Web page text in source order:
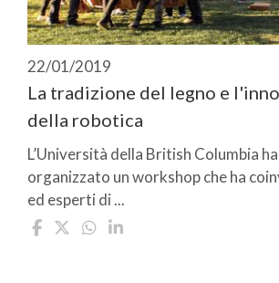
22/01/2019
La tradizione del legno e
della robotica
L’Università della British Columbia
organizzato un workshop che ha
ed esperti di ...